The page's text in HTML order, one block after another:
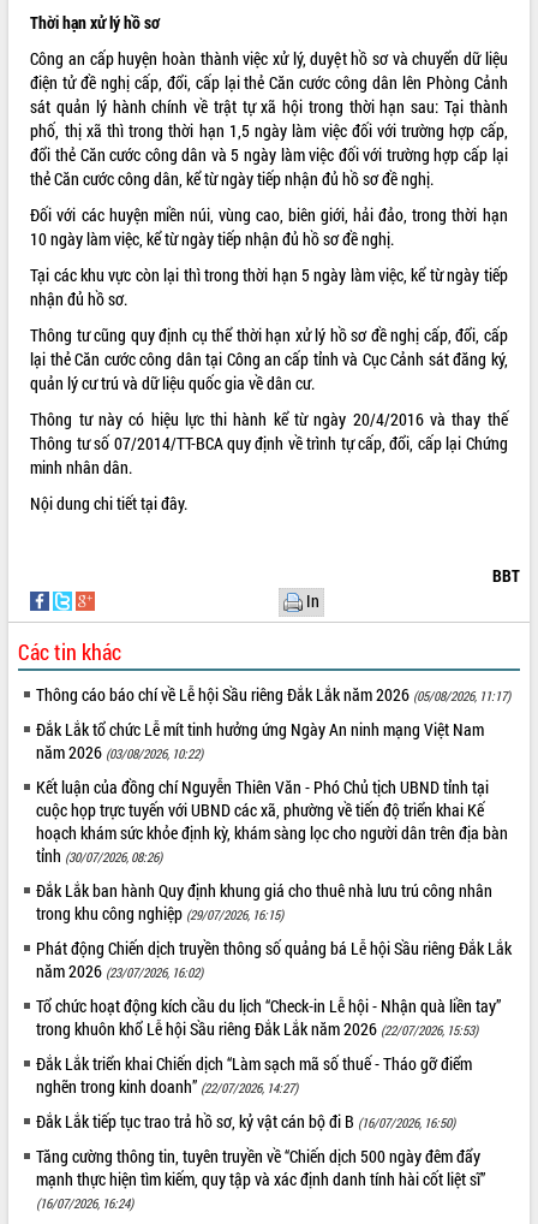
LIÊN KẾT WEB
THỐNG KÊ TRUY CẬP
Hôm nay: 2063
Tất cả: 66047386
Thời hạn xử lý hồ sơ
Công an cấp huyện hoàn thành việc xử lý, duyệt hồ sơ và chuyển dữ liệu
điện tử đề nghị cấp, đổi, cấp lại thẻ Căn cước công dân lên Phòng Cảnh
sát quản lý hành chính về trật tự xã hội trong thời hạn sau: Tại thành
phố, thị xã thì trong thời hạn 1,5 ngày làm việc đối với trường hợp cấp,
đổi thẻ Căn cước công dân và 5 ngày làm việc đối với trường hợp cấp lại
thẻ Căn cước công dân, kể từ ngày tiếp nhận đủ hồ sơ đề nghị.
Đối với các huyện miền núi, vùng cao, biên giới, hải đảo, trong thời hạn
10 ngày làm việc, kể từ ngày tiếp nhận đủ hồ sơ đề nghị.
Tại các khu vực còn lại thì trong thời hạn 5 ngày làm việc, kể từ ngày tiếp
nhận đủ hồ sơ.
Thông tư cũng quy định cụ thể thời hạn xử lý hồ sơ đề nghị cấp, đổi, cấp
lại thẻ Căn cước công dân tại Công an cấp tỉnh và Cục Cảnh sát đăng ký,
quản lý cư trú và dữ liệu quốc gia về dân cư.
Thông tư này có hiệu lực thi hành kể từ ngày 20/4/2016 và thay thế
Thông tư số 07/2014/TT-BCA quy định về trình tự cấp, đổi, cấp lại Chứng
minh nhân dân.
Nội dung chi tiếttại đây.
BBT
In
Các tin khác
Thông cáo báo chí về Lễ hội Sầu riêng Đắk Lắk năm 2026 (05/08/2026, 11:17)
Đắk Lắk tổ chức Lễ mít tinh hưởng ứng Ngày An ninh mạng Việt Nam
năm 2026 (03/08/2026, 10:22)
Kết luận của đồng chí Nguyễn Thiên Văn - Phó Chủ tịch UBND tỉnh tại
cuộc họp trực tuyến với UBND các xã, phường về tiến độ triển khai Kế
hoạch khám sức khỏe định kỳ, khám sàng lọc cho người dân trên địa bàn
tỉnh (30/07/2026, 08:26)
Đắk Lắk ban hành Quy định khung giá cho thuê nhà lưu trú công nhân
trong khu công nghiệp (29/07/2026, 16:15)
Phát động Chiến dịch truyền thông số quảng bá Lễ hội Sầu riêng Đắk Lắk
năm 2026 (23/07/2026, 16:02)
Tổ chức hoạt động kích cầu du lịch “Check-in Lễ hội - Nhận quà liền tay”
trong khuôn khổ Lễ hội Sầu riêng Đắk Lắk năm 2026 (22/07/2026, 15:53)
Đắk Lắk triển khai Chiến dịch “Làm sạch mã số thuế - Tháo gỡ điểm
nghẽn trong kinh doanh” (22/07/2026, 14:27)
Đắk Lắk tiếp tục trao trả hồ sơ, kỷ vật cán bộ đi B (16/07/2026, 16:50)
Tăng cường thông tin, tuyên truyền về “Chiến dịch 500 ngày đêm đẩy
mạnh thực hiện tìm kiếm, quy tập và xác định danh tính hài cốt liệt sĩ”
(16/07/2026, 16:24)